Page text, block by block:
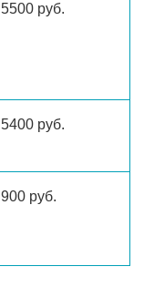
5500 руб.
5400 руб.
900 руб.